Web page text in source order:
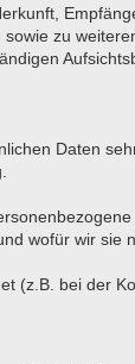
zu
Daten
wofür wir
(z.B. bei der